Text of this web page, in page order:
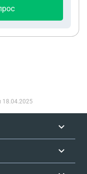
18.04.2025